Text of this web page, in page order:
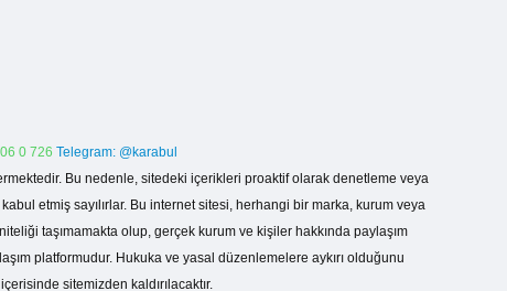
0 726 Telegram: @karabul
Bu nedenle, sitedeki içerikleri proaktif olarak denetleme veya
etmiş sayılırlar. Bu internet sitesi, herhangi bir marka, kurum veya
taşımamakta olup, gerçek kurum ve kişiler hakkında paylaşım
platformudur. Hukuka ve yasal düzenlemelere aykırı olduğunu
sitemizden kaldırılacaktır.